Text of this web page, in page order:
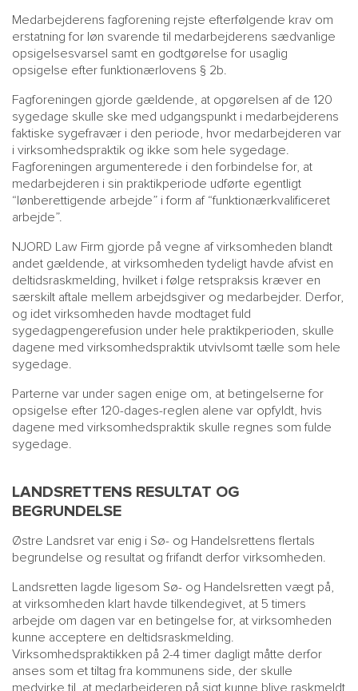
Medarbejderens fagforening rejste efterfølgende krav om
erstatning for løn svarende til medarbejderens sædvanlige
opsigelsesvarsel samt en godtgørelse for usaglig
opsigelse efter funktionærlovens § 2b.
Fagforeningen gjorde gældende, at opgørelsen af de 120
sygedage skulle ske med udgangspunkt i medarbejderens
faktiske sygefravær i den periode, hvor medarbejderen var
i virksomhedspraktik og ikke som hele sygedage.
Fagforeningen argumenterede i den forbindelse for, at
medarbejderen i sin praktikperiode udførte egentligt
“lønberettigende arbejde” i form af “funktionærkvalificeret
arbejde”.
NJORD Law Firm gjorde på vegne af virksomheden blandt
andet gældende, at virksomheden tydeligt havde afvist en
deltidsraskmelding, hvilket i følge retspraksis kræver en
særskilt aftale mellem arbejdsgiver og medarbejder. Derfor,
og idet virksomheden havde modtaget fuld
sygedagpengerefusion under hele praktikperioden, skulle
dagene med virksomhedspraktik utvivlsomt tælle som hele
sygedage.
Parterne var under sagen enige om, at betingelserne for
opsigelse efter 120-dages-reglen alene var opfyldt, hvis
dagene med virksomhedspraktik skulle regnes som fulde
sygedage.
LANDSRETTENS RESULTAT OG
BEGRUNDELSE
Østre Landsret var enig i Sø- og Handelsrettens flertals
begrundelse og resultat og frifandt derfor virksomheden.
Landsretten lagde ligesom Sø- og Handelsretten vægt på,
at virksomheden klart havde tilkendegivet, at 5 timers
arbejde om dagen var en betingelse for, at virksomheden
kunne acceptere en deltidsraskmelding.
Virksomhedspraktikken på 2-4 timer dagligt måtte derfor
anses som et tiltag fra kommunens side, der skulle